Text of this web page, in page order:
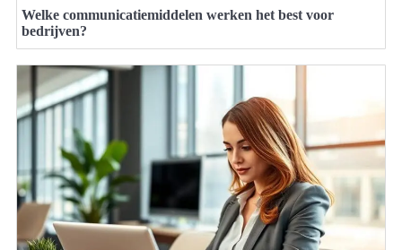
Welke communicatiemiddelen werken het best voor
bedrijven?